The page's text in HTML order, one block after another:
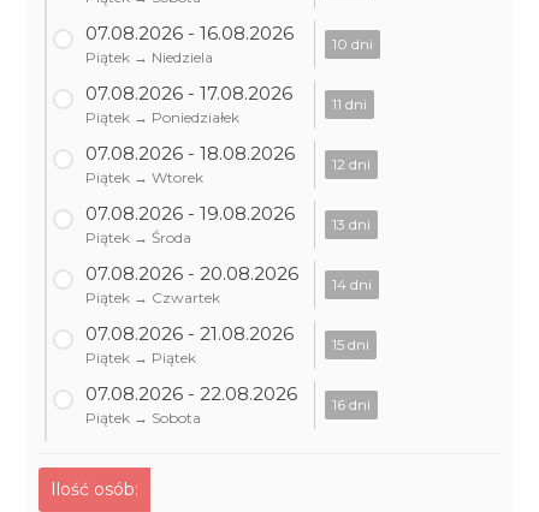
07.08.2026 - 16.08.2026
Piątek → Niedziela
10 dni
07.08.2026 - 17.08.2026
Piątek → Poniedziałek
11 dni
07.08.2026 - 18.08.2026
Piątek → Wtorek
12 dni
07.08.2026 - 19.08.2026
Piątek → Środa
13 dni
07.08.2026 - 20.08.2026
Piątek → Czwartek
14 dni
07.08.2026 - 21.08.2026
Piątek → Piątek
15 dni
07.08.2026 - 22.08.2026
Piątek → Sobota
16 dni
Ilość osób: